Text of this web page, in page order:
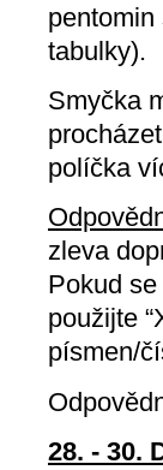
tabulky).
Smyčka
políčka
zleva
Pokud
použijte
písmen/
28. - 30.